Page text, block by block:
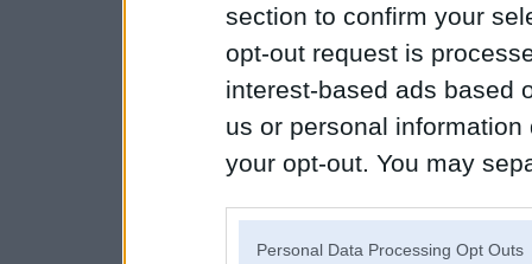
section to confirm your
opt-out request is
interest-based ads based
us or personal
your opt-out. You may
Personal Data Processing Opt Outs